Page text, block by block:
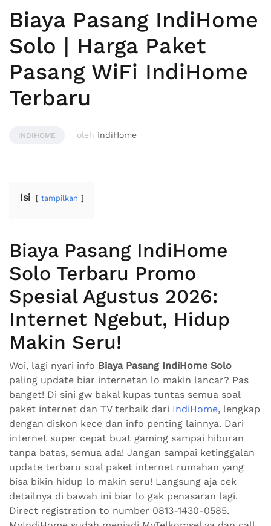
Biaya Pasang IndiHome
Solo | Harga Paket
Pasang WiFi IndiHome
Terbaru
INDIHOME oleh IndiHome
Isi tampilkan
Biaya Pasang IndiHome
Solo Terbaru Promo
Spesial Agustus 2026:
Internet Ngebut, Hidup
Makin Seru!
Woi, lagi nyari info Biaya Pasang IndiHome Solo
paling update biar internetan lo makin lancar? Pas
banget! Di sini gw bakal kupas tuntas semua soal
paket internet dan TV terbaik dari IndiHome, lengkap
dengan diskon kece dan info penting lainnya. Dari
internet super cepat buat gaming sampai hiburan
tanpa batas, semua ada! Jangan sampai ketinggalan
update terbaru soal paket internet rumahan yang
bisa bikin hidup lo makin seru! Langsung aja cek
detailnya di bawah ini biar lo gak penasaran lagi.
Direct registration to number 0813-1430-0585.